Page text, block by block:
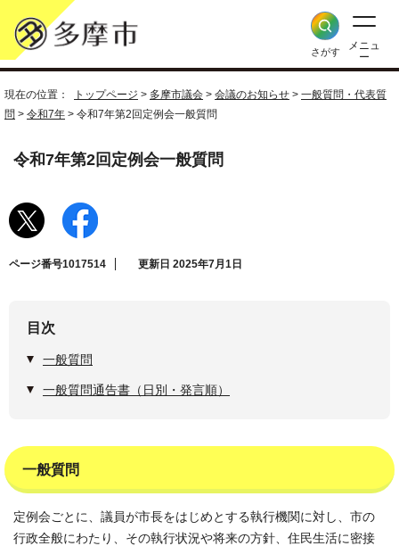
さがす
メニュ
ー
現在の位置： トップページ > 多摩市議会 > 会議のお知らせ > 一般質問・代表質
問 > 令和7年 > 令和7年第2回定例会一般質問
令和7年第2回定例会一般質問
ページ番号1017514 更新日 2025年7月1日
目次
一般質問
一般質問通告書（日別・発言順）
一般質問
定例会ごとに、議員が市長をはじめとする執行機関に対し、市の
行政全般にわたり、その執行状況や将来の方針、住民生活に密接